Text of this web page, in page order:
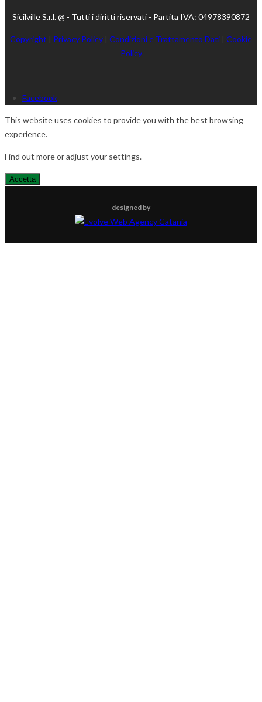
Sicilville S.r.l. @ - Tutti i diritti riservati - Partita IVA: 04978390872
Copyright | Privacy Policy | Condizioni e Trattamento Dati | Cookie
Policy
Facebook
This website uses cookies to provide you with the best browsing
experience.
Find out more or adjust your settings.
Accetta
designed by